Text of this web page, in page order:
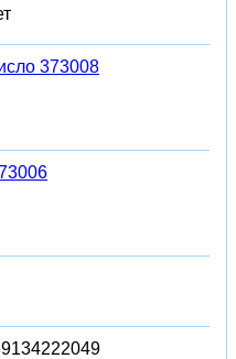
373008